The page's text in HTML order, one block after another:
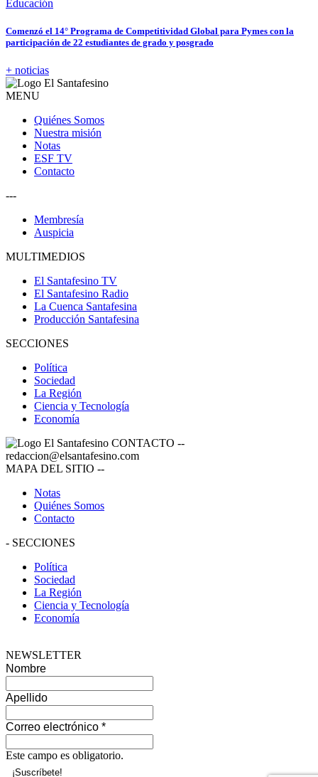
Educación
Comenzó el 14° Programa de Competitividad Global para Pymes con la
participación de 22 estudiantes de grado y posgrado
+ noticias
MENU
Quiénes Somos
Nuestra misión
Notas
ESF TV
Contacto
---
Membresía
Auspicia
MULTIMEDIOS
El Santafesino TV
El Santafesino Radio
La Cuenca Santafesina
Producción Santafesina
SECCIONES
Política
Sociedad
La Región
Ciencia y Tecnología
Economía
CONTACTO --
redaccion@elsantafesino.com
MAPA DEL SITIO --
Notas
Quiénes Somos
Contacto
- SECCIONES
Política
Sociedad
La Región
Ciencia y Tecnología
Economía
NEWSLETTER
Nombre
Apellido
Correo electrónico *
Este campo es obligatorio.